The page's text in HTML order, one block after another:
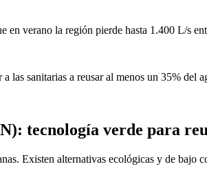
en verano la región pierde hasta 1.400 L/s
las sanitarias a reusar al menos un 35% del
tecnología verde para
Existen alternativas ecológicas y de bajo